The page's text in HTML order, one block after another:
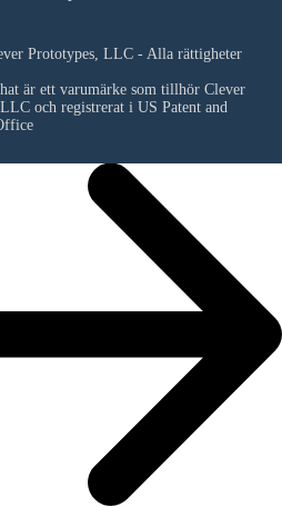
Prototypes, LLC - Alla rättigheter
är ett varumärke som tillhör Clever
och registrerat i US Patent and